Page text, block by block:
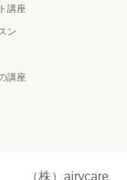
講座
ン
講座
（株）airycare